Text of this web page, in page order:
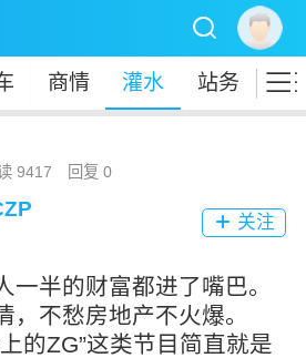

商情 灌水 站务 
9417 回复 0
 关注
一半的财富都进了嘴巴。
，不愁房地产不火爆。
的ZG”这类节目简直就是